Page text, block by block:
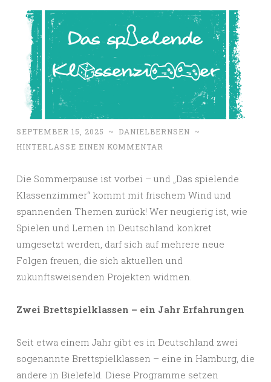
SEPTEMBER 15, 2025 ~ DANIELBERNSEN ~
HINTERLASSE EINEN KOMMENTAR
Die Sommerpause ist vorbei – und „Das spielende
Klassenzimmer“ kommt mit frischem Wind und
spannenden Themen zurück! Wer neugierig ist, wie
Spielen und Lernen in Deutschland konkret
umgesetzt werden, darf sich auf mehrere neue
Folgen freuen, die sich aktuellen und
zukunftsweisenden Projekten widmen.
Zwei Brettspielklassen – ein Jahr Erfahrungen
Seit etwa einem Jahr gibt es in Deutschland zwei
sogenannte Brettspielklassen – eine in Hamburg, die
andere in Bielefeld. Diese Programme setzen